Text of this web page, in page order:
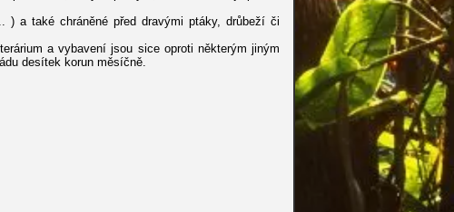
) a také chráněné před dravými ptáky, drůbeží či
a vybavení jsou sice oproti některým jiným
desítek korun měsíčně.